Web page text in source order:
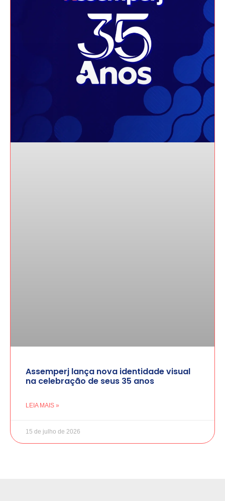
Assemperj lança nova identidade visual
na celebração de seus 35 anos
LEIA MAIS »
15 de julho de 2026